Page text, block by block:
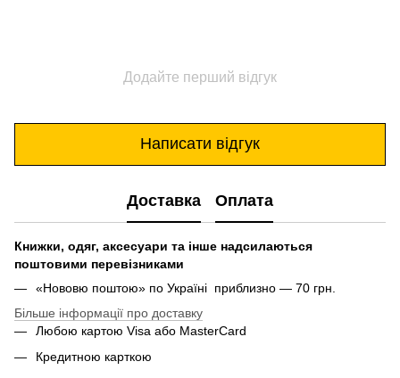
Додайте перший відгук
Написати відгук
Доставка Оплата
Книжки, одяг, аксесуари та інше надсилаються
поштовими перевізниками
«Нововю поштою» по Україні приблизно — 70 грн.
Більше інформації про доставку
Любою картою Visa або MasterCard
Кредитною карткою